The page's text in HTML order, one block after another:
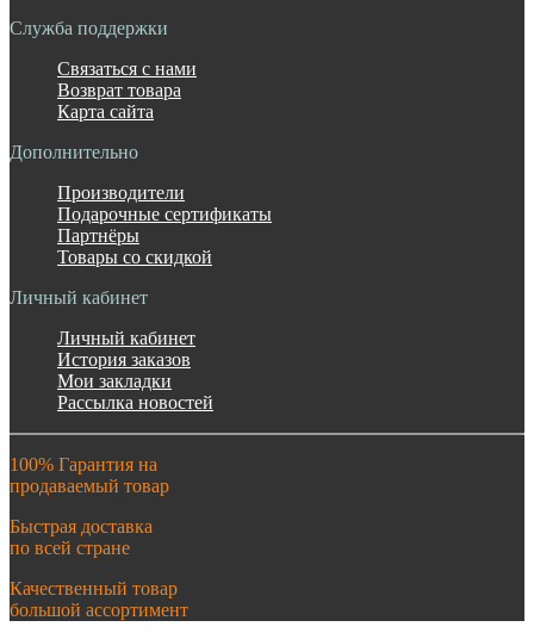
Служба поддержки
Связаться с нами
Возврат товара
Карта сайта
Дополнительно
Производители
Подарочные сертификаты
Партнёры
Товары со скидкой
Личный кабинет
Личный кабинет
История заказов
Мои закладки
Рассылка новостей
100% Гарантия на
продаваемый товар
Быстрая доставка
по всей стране
Качественный товар
большой ассортимент